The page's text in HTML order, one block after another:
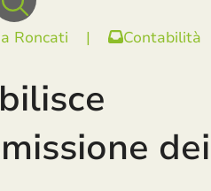
Roncati | Contabilità
dei